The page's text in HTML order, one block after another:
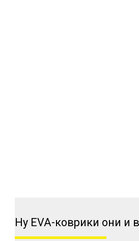
Ну EVA-коврики они и